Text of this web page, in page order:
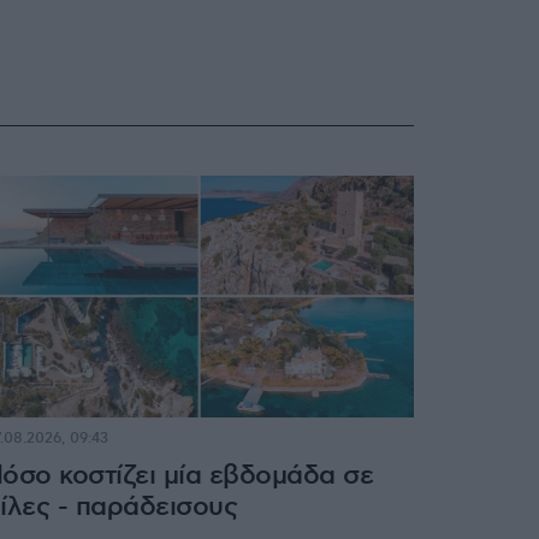
κοστίζει μία εβδομάδα σε
- παράδεισους
09:43